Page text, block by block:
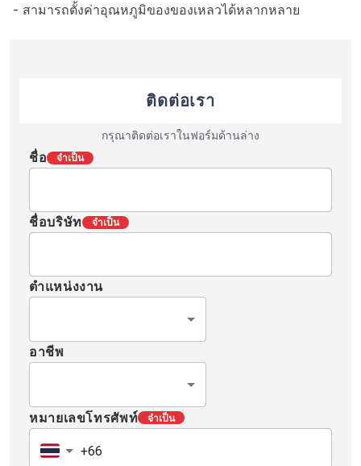
- สามารถตั้งค่าอุณหภูมิของของเหลวได้หลากหลาย
ติดต่อเรา
กรุณาติดต่อเราในฟอร์มด้านล่าง
ชื่อ จำเป็น
ชื่อบริษัท จำเป็น
ตำแหน่งงาน
อาชีพ
หมายเลขโทรศัพท์ จำเป็น